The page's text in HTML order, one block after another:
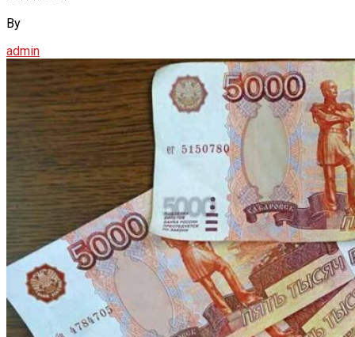
By
admin